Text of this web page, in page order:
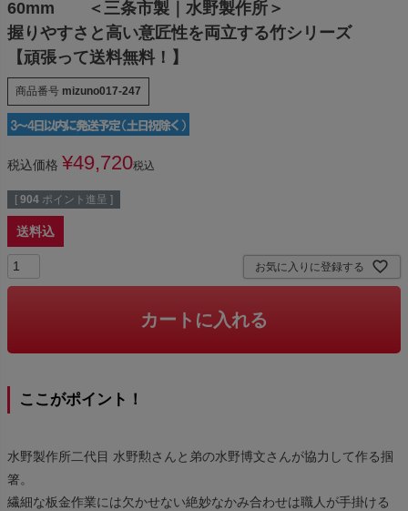
60mm ＜三条市製｜水野製作所＞
握りやすさと高い意匠性を両立する竹シリーズ
【頑張って送料無料！】
商品番号 mizuno017-247
税込価格 ¥49,720税込
[ 904 ポイント進呈 ]
送料込
お気に入りに登録する
カートに入れる
ここがポイント！
水野製作所二代目 水野勲さんと弟の水野博文さんが協力して作る掴
箸。
繊細な板金作業には欠かせない絶妙なかみ合わせは職人が手掛ける